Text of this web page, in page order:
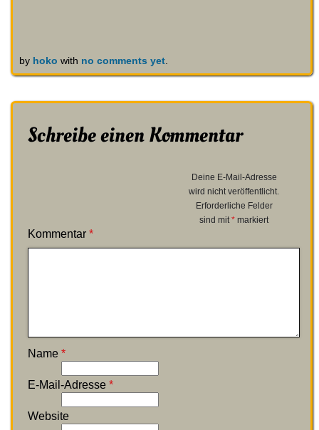
by hoko with no comments yet.
Schreibe einen Kommentar
Deine E-Mail-Adresse
wird nicht veröffentlicht.
Erforderliche Felder
sind mit* markiert
Kommentar *
Name *
E-Mail-Adresse *
Website